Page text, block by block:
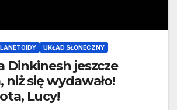
UKŁAD SŁONECZNY
Dinkinesh jeszcze
niż się wydawało!
Lucy!